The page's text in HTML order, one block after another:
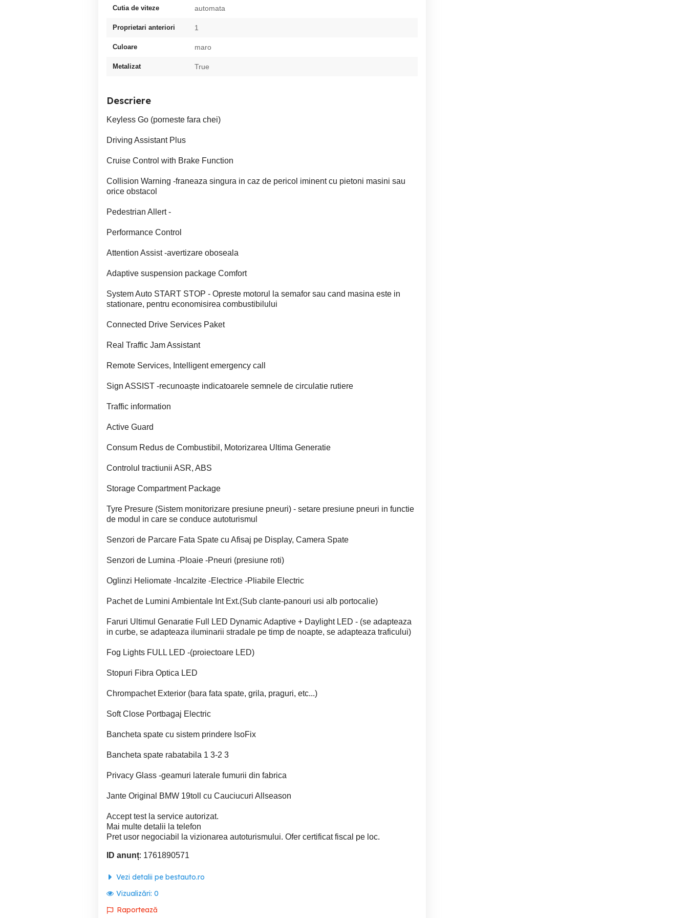
Cutia de viteze automata
Proprietari anteriori 1
Culoare maro
Metalizat True
Descriere
Keyless Go (porneste fara chei)
Driving Assistant Plus
Cruise Control with Brake Function
Collision Warning -franeaza singura in caz de pericol iminent cu pietoni masini sau
orice obstacol
Pedestrian Allert -
Performance Control
Attention Assist -avertizare oboseala
Adaptive suspension package Comfort
System Auto START STOP - Opreste motorul la semafor sau cand masina este in
stationare, pentru economisirea combustibilului
Connected Drive Services Paket
Real Traffic Jam Assistant
Remote Services, Intelligent emergency call
Sign ASSIST -recunoaște indicatoarele semnele de circulatie rutiere
Traffic information
Active Guard
Consum Redus de Combustibil, Motorizarea Ultima Generatie
Controlul tractiunii ASR, ABS
Storage Compartment Package
Tyre Presure (Sistem monitorizare presiune pneuri) - setare presiune pneuri in functie
de modul in care se conduce autoturismul
Senzori de Parcare Fata Spate cu Afisaj pe Display, Camera Spate
Senzori de Lumina -Ploaie -Pneuri (presiune roti)
Oglinzi Heliomate -Incalzite -Electrice -Pliabile Electric
Pachet de Lumini Ambientale Int Ext.(Sub clante-panouri usi alb portocalie)
Faruri Ultimul Genaratie Full LED Dynamic Adaptive + Daylight LED - (se adapteaza
in curbe, se adapteaza iluminarii stradale pe timp de noapte, se adapteaza traficului)
Fog Lights FULL LED -(proiectoare LED)
Stopuri Fibra Optica LED
Chrompachet Exterior (bara fata spate, grila, praguri, etc...)
Soft Close Portbagaj Electric
Bancheta spate cu sistem prindere IsoFix
Bancheta spate rabatabila 1 3-2 3
Privacy Glass -geamuri laterale fumurii din fabrica
Jante Original BMW 19toll cu Cauciucuri Allseason
Accept test la service autorizat.
Mai multe detalii la telefon
Pret usor negociabil la vizionarea autoturismului. Ofer certificat fiscal pe loc.
ID anunț: 1761890571
Vezi detalii pe bestauto.ro
Vizualizări: 0
Raportează